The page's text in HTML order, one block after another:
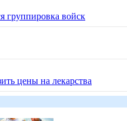
группировка войск
цены на лекарства